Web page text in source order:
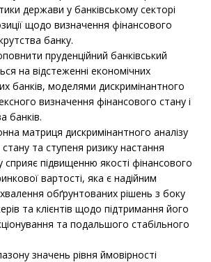
держави у банківському секторі
щодо визначення фінансового
банку.
пруденційний банківський
на відстеженні економічних
банків, моделями дискримінантного
визначення фінансового стану і
банків.
матриця дискримінантного аналізу
та ступеня ризику настання
сприяє підвищенню якості фінансового
вартості, яка є надійним
обґрунтованих рішень з боку
та клієнтів щодо підтримання його
та подальшого стабільного
значень рівня ймовірності